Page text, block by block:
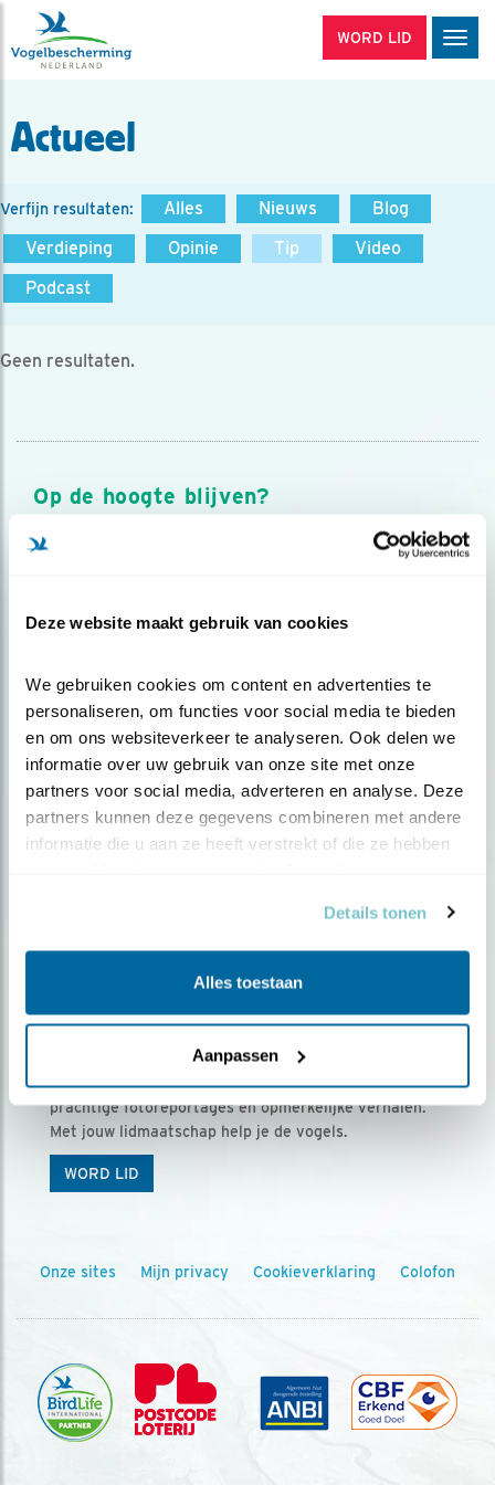
Deze website maakt gebruik van cookies
We gebruiken cookies om content en advertenties te
personaliseren, om functies voor social media te bieden
en om ons websiteverkeer te analyseren. Ook delen we
informatie over uw gebruik van onze site met onze
partners voor social media, adverteren en analyse. Deze
partners kunnen deze gegevens combineren met andere
informatie die u aan ze heeft verstrekt of die ze hebben
Details tonen
Alles toestaan
Aanpassen
WORD LID
Actueel
Verfijn resultaten: Alles Nieuws
Blog
Verdieping
Opinie Tip
Video
Podcast
Geen resultaten.
Op de hoogte blijven?
Meld je aan en ontvang nieuws, inspiratie, acties en tips
over vogels en activiteiten van Vogelbescherming.
Ontvang 5 x Vogels voor € 36,00 per jaar
Vogels is het tijdschrift voor onze leden, met
prachtige fotoreportages en opmerkelijke verhalen.
Met jouw lidmaatschap help je de vogels.
WORD LID
Onze sites Mijn privacy Cookieverklaring Colofon